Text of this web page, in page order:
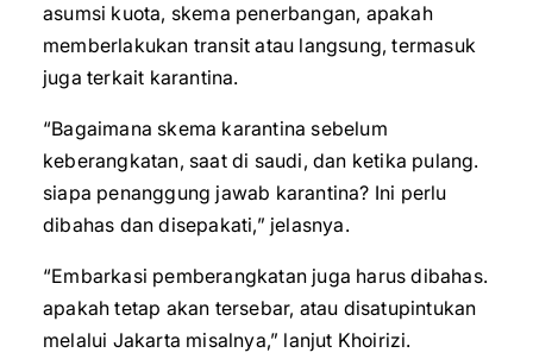
asumsi kuota, skema penerbangan, apakah
memberlakukan transit atau langsung, termasuk
juga terkait karantina.
“Bagaimana skema karantina sebelum
keberangkatan, saat di saudi, dan ketika pulang.
siapa penanggung jawab karantina? Ini perlu
dibahas dan disepakati,” jelasnya.
“Embarkasi pemberangkatan juga harus dibahas.
apakah tetap akan tersebar, atau disatupintukan
melalui Jakarta misalnya,” lanjut Khoirizi.